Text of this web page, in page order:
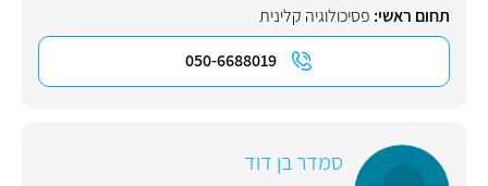
תחום ראשי: פסיכולוגיה קלינית
050-6688019
סמדר בן דוד